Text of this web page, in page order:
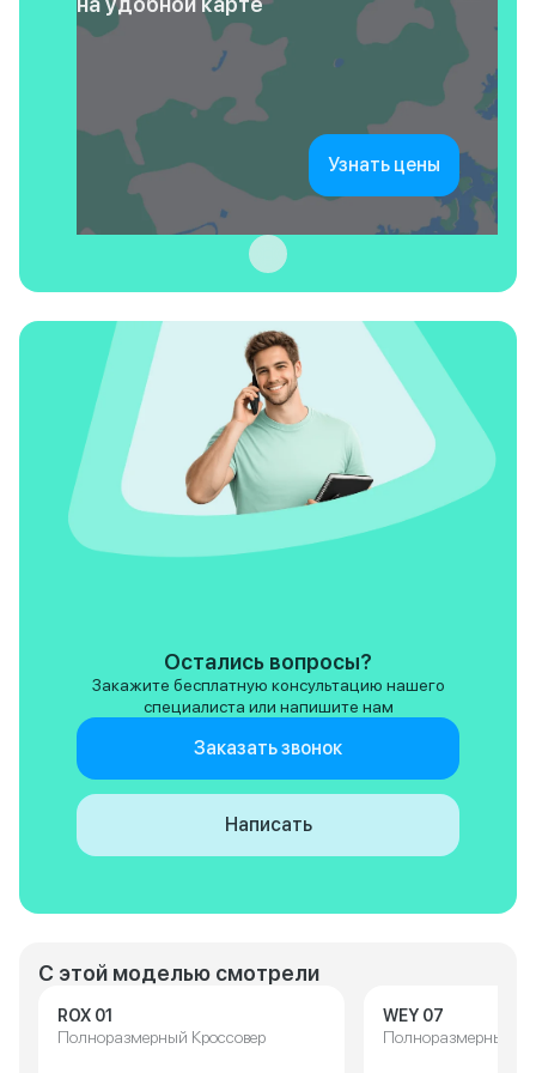
Узнать цены
С этой моделью смотрели
ROX 01
Полноразмерный Кроссовер
WEY 07
Полноразмерный
Остались вопросы?
Закажите бесплатную консультацию нашего
специалиста или напишите нам
Заказать звонок
Написать